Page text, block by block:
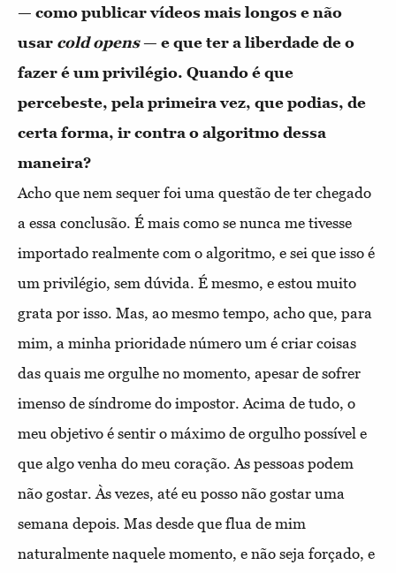
— como publicar vídeos mais longos e não
usar cold opens— e que ter a liberdade de o
fazer é um privilégio. Quando é que
percebeste, pela primeira vez, que podias, de
certa forma, ir contra o algoritmo dessa
maneira?
Acho que nem sequer foi uma questão de ter chegado
a essa conclusão. É mais como se nunca me tivesse
importado realmente com o algoritmo, e sei que isso é
um privilégio, sem dúvida. É mesmo, e estou muito
grata por isso. Mas, ao mesmo tempo, acho que, para
mim, a minha prioridade número um é criar coisas
das quais me orgulhe no momento, apesar de sofrer
imenso de síndrome do impostor. Acima de tudo, o
meu objetivo é sentir o máximo de orgulho possível e
que algo venha do meu coração. As pessoas podem
não gostar. Às vezes, até eu posso não gostar uma
semana depois. Mas desde que flua de mim
naturalmente naquele momento, e não seja forçado, e